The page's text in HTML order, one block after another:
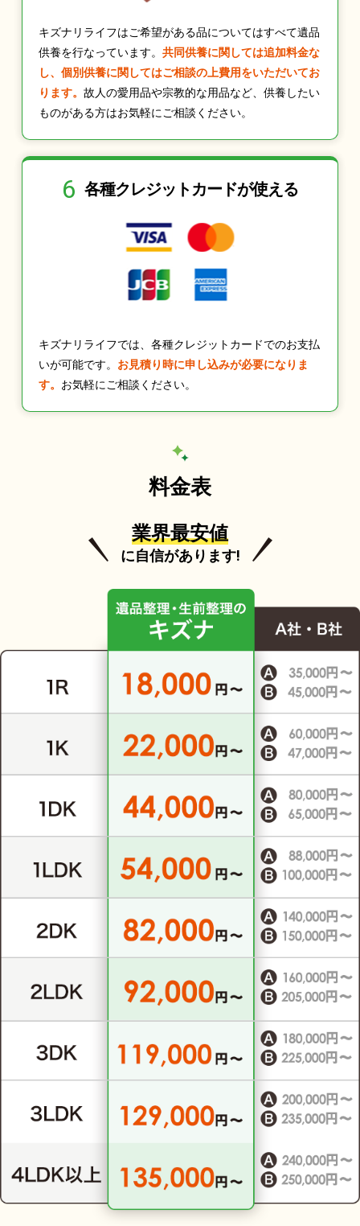
キズナリライフはご希望がある品についてはすべて遺品
供養を行なっています。 共同供養に関しては追加料金な
し、個別供養に関してはご相談の上費用をいただいてお
ります。 故人の愛用品や宗教的な用品など、供養したい
ものがある方はお気軽にご相談ください。
6 各種クレジットカードが使える
キズナリライフでは、各種クレジットカードでのお支払
いが可能です。 お見積り時に申し込みが必要になりま
す。 お気軽にご相談ください。
料金表
業界最安値
に自信があります!